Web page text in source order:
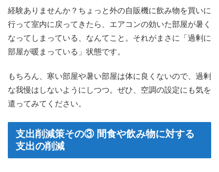
経験ありませんか？ちょっと外の自販機に飲み物を買いに
行って室内に戻ってきたら、エアコンの効いた部屋が暑く
なってしまっている、なんてこと。それがまさに「過剰に
部屋が暖まっている」状態です。
もちろん、寒い部屋や暑い部屋は体に良くないので、過剰
な我慢はしないようにしつつ。ぜひ、空調の設定にも気を
遣ってみてください。
支出削減策その③ 間食や飲み物に対する
支出の削減